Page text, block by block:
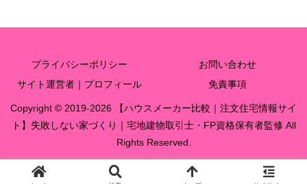
プライバシーポリシー
お問い合わせ
サイト運営者｜プロフィール
免責事項
Copyright © 2019-2026 【ハウスメーカー比較｜注文住宅情報サイ
ト】失敗しない家づくり｜宅地建物取引士・FP資格保有者監修 All
Rights Reserved.